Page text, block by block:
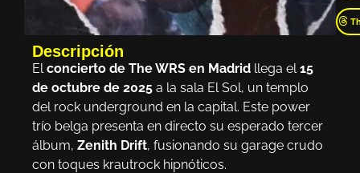
Descripción
El concierto de The WRS en Madrid llega el 15
de octubre de 2025 a la sala El Sol, un templo
del rock underground en la capital. Este power
trío belga presenta en directo su esperado tercer
álbum, Zenith Drift, fusionando su garage crudo
con toques krautrock hipnóticos.